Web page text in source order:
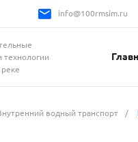
info@100rmsim.ru
технологии
водный транспорт /